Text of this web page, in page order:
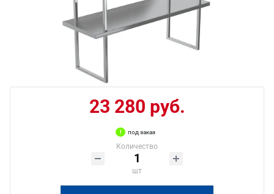
23 280 руб.
под заказ
Количество
шт